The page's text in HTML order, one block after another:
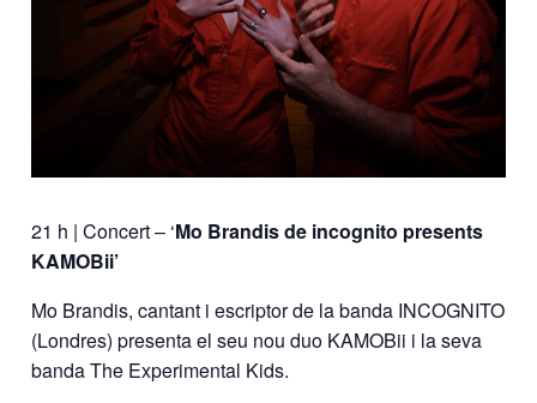
21 h | Concert – ‘Mo Brandis de incognito presents
KAMOBii’
Mo Brandis, cantant i escriptor de la banda INCOGNITO
(Londres) presenta el seu nou duo KAMOBii i la seva
banda The Experimental Kids.